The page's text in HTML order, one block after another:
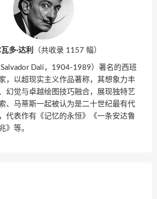
多·达利 （共收录 1157 幅）
Salvador Dalí，1904-1989）著名的西班
，以超现实主义作品著称，其想象力丰
幻觉与卓越绘图技巧融合，展现独特艺
、马蒂斯一起被认为是二十世纪最有代
代表作有《记忆的永恒》《一条安达鲁
》等。